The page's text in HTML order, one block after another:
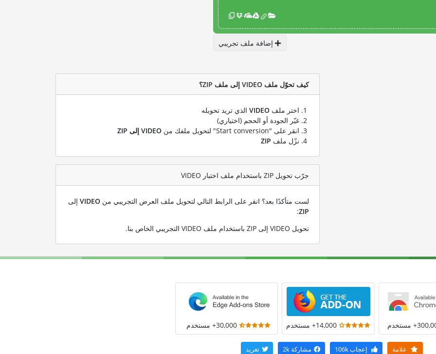
إضافة ملف تجريبي
كيف تحوّل ملف VIDEO إلى ملف ZIP؟
اختر ملف VIDEO الذي تريد تحويله
غيّر الجودة أو الحجم (اختياري)
انقر على "Start conversion" لتحويل ملفك من
VIDEO إلى ZIP
نزّل ملف ZIP
جرّب تحويل ZIP باستخدام ملف اختبار VIDEO
لست متأكدًا بعد؟ انقر على الرابط التالي لتحويل ملف العرض التجريبي من VIDEO إلى
ZIP
:
تحويل VIDEO إلى ZIP باستخدام ملف VIDEO التجريبي الخاص بنا
.
مستخدم 14,000+ مستخدم 30,000+ مستخدم
علامة إعجاب مشاركة 2k تغريد